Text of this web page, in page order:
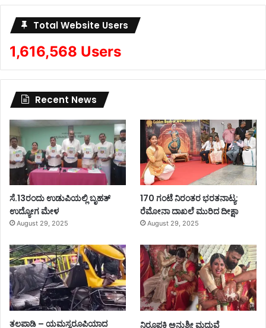
Total Website Users
1,616,568 Users
Recent News
ಸೆ.13ರಂದು ಉಡುಪಿಯಲ್ಲಿ ಬೃಹತ್
ಉದ್ಯೋಗ ಮೇಳ
August 29, 2025
170 ಗಂಟೆ ನಿರಂತರ ಭರತನಾಟ್ಯ:
ರೆಮೋನಾ ದಾಖಲೆ ಮುರಿದ ದೀಕ್ಷಾ
August 29, 2025
ತಲಪಾಡಿ – ಯಮಸ್ವರೂಪಿಯಾದ
ನಿರೂಪಕಿ ಅನುಶ್ರೀ ಮದುವೆ